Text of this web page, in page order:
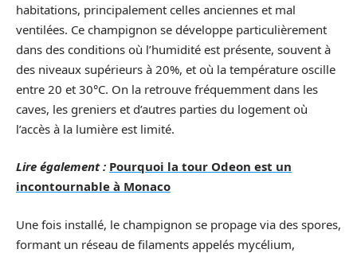
habitations, principalement celles anciennes et mal
ventilées. Ce champignon se développe particulièrement
dans des conditions où l’humidité est présente, souvent à
des niveaux supérieurs à 20%, et où la température oscille
entre 20 et 30°C. On la retrouve fréquemment dans les
caves, les greniers et d’autres parties du logement où
l’accès à la lumière est limité.
Lire également : Pourquoi la tour Odeon est un
incontournable à Monaco
Une fois installé, le champignon se propage via des spores,
formant un réseau de filaments appelés mycélium,